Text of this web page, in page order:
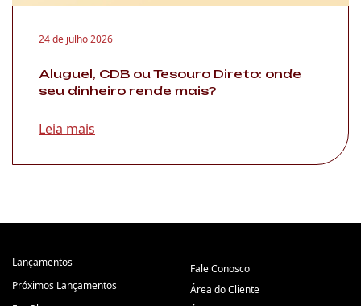
24 de julho 2026
Aluguel, CDB ou Tesouro Direto: onde
seu dinheiro rende mais?
Leia mais
Lançamentos
Próximos Lançamentos
Fale Conosco
Área do Cliente